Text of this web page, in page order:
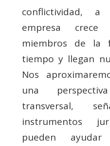
conflictividad,
empresa
miembros de la
tiempo y llegan
Nos
una
transversal,
instrumentos
pueden